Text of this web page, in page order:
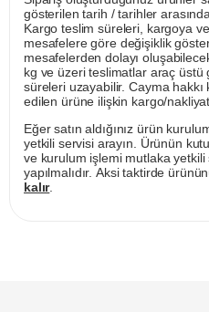
gösterilen tarih / tarihler
Kargo teslim süreleri, kargoya
mesafelere göre değişiklik
mesafelerden dolayı
kg ve üzeri teslimatlar araç
süreleri uzayabilir. Cayma hakkı
edilen ürüne ilişkin kargo/
Eğer satın aldığınız ürün
yetkili servisi arayın. Ürünün
ve kurulum işlemi mutlaka yetkili
yapılmalıdır. Aksi taktirde
kalır.